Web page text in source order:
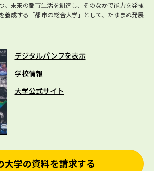
、未来の都市生活を創造し、そのなかで能力を発揮
養成する「都市の総合大学」として、たゆまぬ発展
デジタルパンフを表示
学校情報
大学公式サイト
大学の資料を請求する